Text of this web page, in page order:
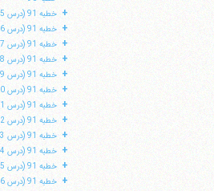
+ خطبه 91 (درس 115)
+ خطبه 91 (درس 116)
+ خطبه 91 (درس 117)
+ خطبه 91 (درس 118)
+ خطبه 91 (درس 119)
+ خطبه 91 (درس 120)
+ خطبه 91 (درس 121)
+ خطبه 91 (درس 122)
+ خطبه 91 (درس 123)
+ خطبه 91 (درس 124)
+ خطبه 91 (درس 125)
+ خطبه 91 (درس 126)